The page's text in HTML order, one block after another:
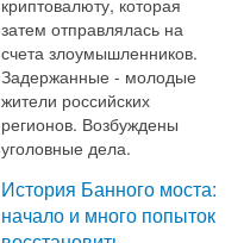
затем отправлялась на
счета злоумышленников.
Задержанные - молодые
жители российских
регионов. Возбуждены
уголовные дела.
История Банного моста:
начало и много попыток